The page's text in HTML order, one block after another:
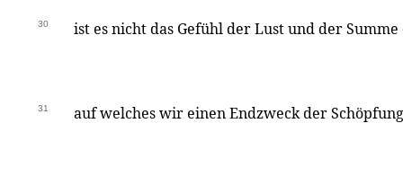
30 ist es nicht das Gefühl der Lust und der
31 auf welches wir einen Endzweck der